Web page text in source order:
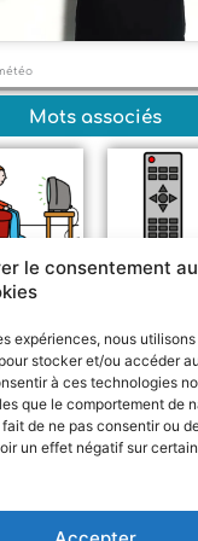
le consentement
expériences, nous
stocker et/ou accéder
à ces technologies
que le comportement de
de ne pas consentir ou
un effet négatif sur
Mots associés
la
h
e
s